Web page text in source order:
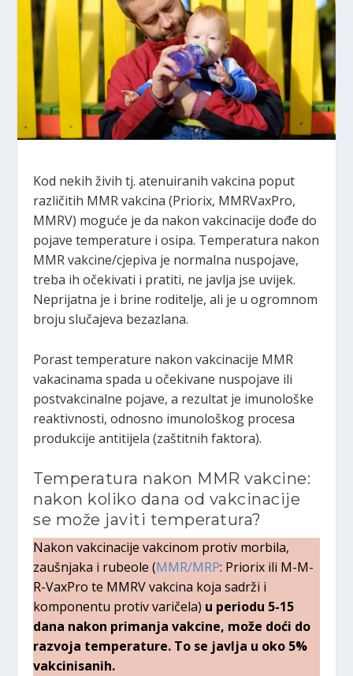
Kod nekih živih tj. atenuiranih vakcina poput
različitih MMR vakcina (Priorix, MMRVaxPro,
MMRV) moguće je da nakon vakcinacije dođe do
pojave temperature i osipa. Temperatura nakon
MMR vakcine/cjepiva je normalna nuspojave,
treba ih očekivati i pratiti, ne javlja jse uvijek.
Neprijatna je i brine roditelje, ali je u ogromnom
broju slučajeva bezazlana.
Porast temperature nakon vakcinacije MMR
vakacinama spada u očekivane nuspojave ili
postvakcinalne pojave, a rezultat je imunološke
reaktivnosti, odnosno imunološkog procesa
produkcije antitijela (zaštitnih faktora).
Temperatura nakon MMR vakcine:
nakon koliko dana od vakcinacije
se može javiti temperatura?
Nakon vakcinacije vakcinom protiv morbila,
zaušnjaka i rubeole (MMR/MRP: Priorix ili M-M-
R-VaxPro te MMRV vakcina koja sadrži i
komponentu protiv varičela) u periodu 5-15
dana nakon primanja vakcine, može doći do
razvoja temperature. To se javlja u oko 5%
vakcinisanih.